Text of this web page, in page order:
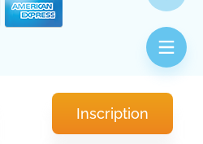
Inscription
contenu de ce site vous intéresse
aimerait bien vous accompagner
OK pour moi